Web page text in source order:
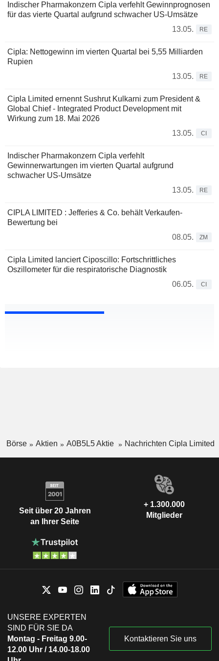
Indischer Pharmakonzern Cipla verfehlt Gewinnprognosen
für das vierte Quartal aufgrund schwacher US-Umsätze
13.05.
RE
Cipla: Nettogewinn im vierten Quartal bei 5,55 Milliarden
Rupien
13.05.
RE
Cipla Limited ernennt Sushrut Kulkarni zum President &
Global Chief - Integrated Product Development mit
Wirkung zum 18. Mai 2026
13.05.
CI
Indischer Pharmakonzern Cipla verfehlt
Gewinnerwartungen im vierten Quartal aufgrund
schwacher US-Umsätze
13.05.
RE
CIPLA LIMITED : Jefferies & Co. behält Verkaufen-
Bewertung bei
08.05.
ZM
Cipla Limited lanciert Ciposcillo: Fortschrittliches
Oszillometer für die respiratorische Diagnostik
06.05.
CI
Börse Aktien A0B5L5 Aktie Nachrichten Cipla Limited
Seit über 20 Jahren
an Ihrer Seite
+ 1.300.000
Mitglieder
UNSERE EXPERTEN
SIND FÜR SIE DA
Montag - Freitag 9.00-
12.00 Uhr / 14.00-18.00
Kontaktieren Sie uns